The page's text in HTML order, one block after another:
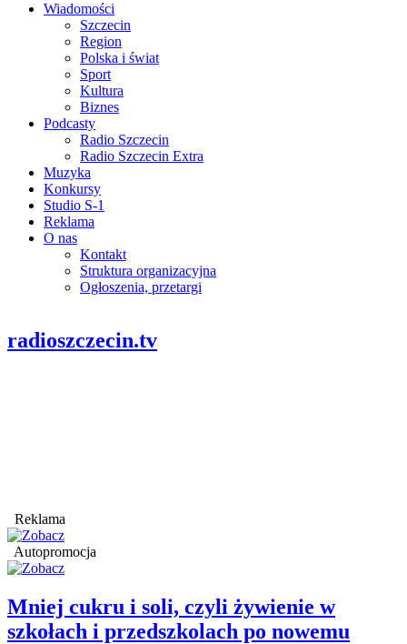
Wiadomości
Szczecin
Region
Polska i świat
Sport
Kultura
Biznes
Podcasty
Radio Szczecin
Radio Szczecin Extra
Muzyka
Konkursy
Studio S-1
Reklama
O nas
Kontakt
Struktura organizacyjna
Ogłoszenia, przetargi
radioszczecin.tv
Reklama
Autopromocja
Mniej cukru i soli, czyli żywienie w
szkołach i przedszkolach po nowemu